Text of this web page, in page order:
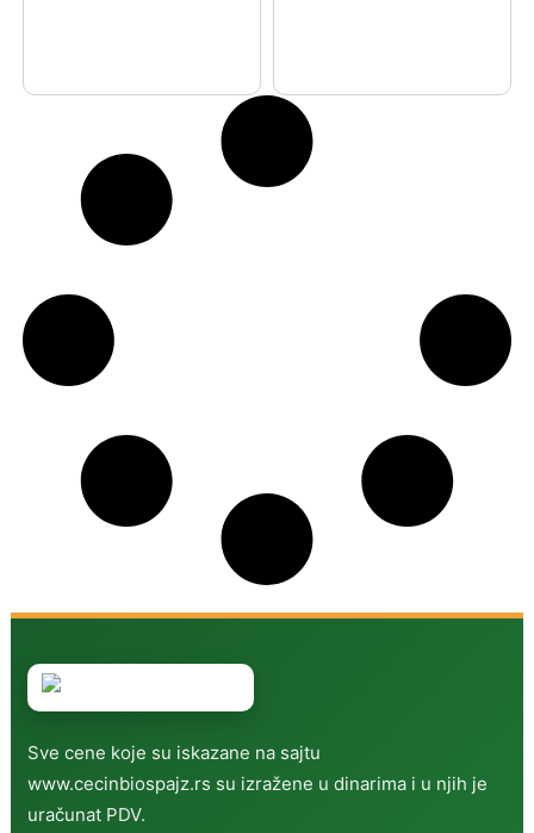
Sve cene koje su iskazane na sajtu
www.cecinbiospajz.rs su izražene u dinarima i u njih je
uračunat PDV.